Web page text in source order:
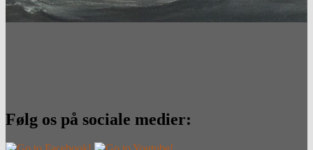
Følg os på sociale medier: